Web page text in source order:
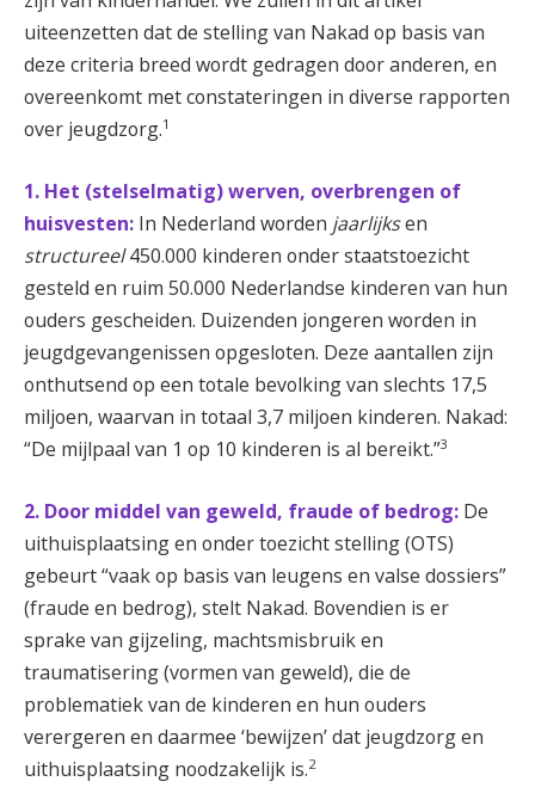
uiteenzetten dat de stelling van Nakad op basis van
deze criteria breed wordt gedragen door anderen, en
overeenkomt met constateringen in diverse rapporten
over jeugdzorg.1
1. Het (stelselmatig) werven, overbrengen of
huisvesten: In Nederland worden jaarlijksen
structureel450.000 kinderen onder staatstoezicht
gesteld en ruim 50.000 Nederlandse kinderen van hun
ouders gescheiden. Duizenden jongeren worden in
jeugdgevangenissen opgesloten. Deze aantallen zijn
onthutsend op een totale bevolking van slechts 17,5
miljoen, waarvan in totaal 3,7 miljoen kinderen. Nakad:
“De mijlpaal van 1 op 10 kinderen is al bereikt.”3
2. Door middel van geweld, fraude of bedrog: De
uithuisplaatsing en onder toezicht stelling (OTS)
gebeurt “vaak op basis van leugens en valse dossiers”
(fraude en bedrog), stelt Nakad. Bovendien is er
sprake van gijzeling, machtsmisbruik en
traumatisering (vormen van geweld), die de
problematiek van de kinderen en hun ouders
verergeren en daarmee ‘bewijzen’ dat jeugdzorg en
uithuisplaatsing noodzakelijk is.2